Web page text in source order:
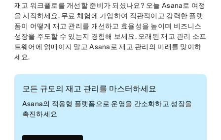
재고 워크플로를 개선할 준비가 되셨나요? 오늘 Asana로 여정
을 시작하세요. 무료 체험에 가입하여 직관적이고 강력한 플랫
폼이 어떻게 재고 관리를 개선하고 효율성을 높이며 비즈니스
성장을 주도할 수 있는지 경험해 보세요. 오래된 재고 관리 소프
트웨어에 얽매이지 말고 Asana로 재고 관리의 미래를 맞이하
세요.
모든 규모의 재고 관리를 마스터하세요
Asana의 적응형 플랫폼으로 운영을 간소화하고 성장을
촉진하세요